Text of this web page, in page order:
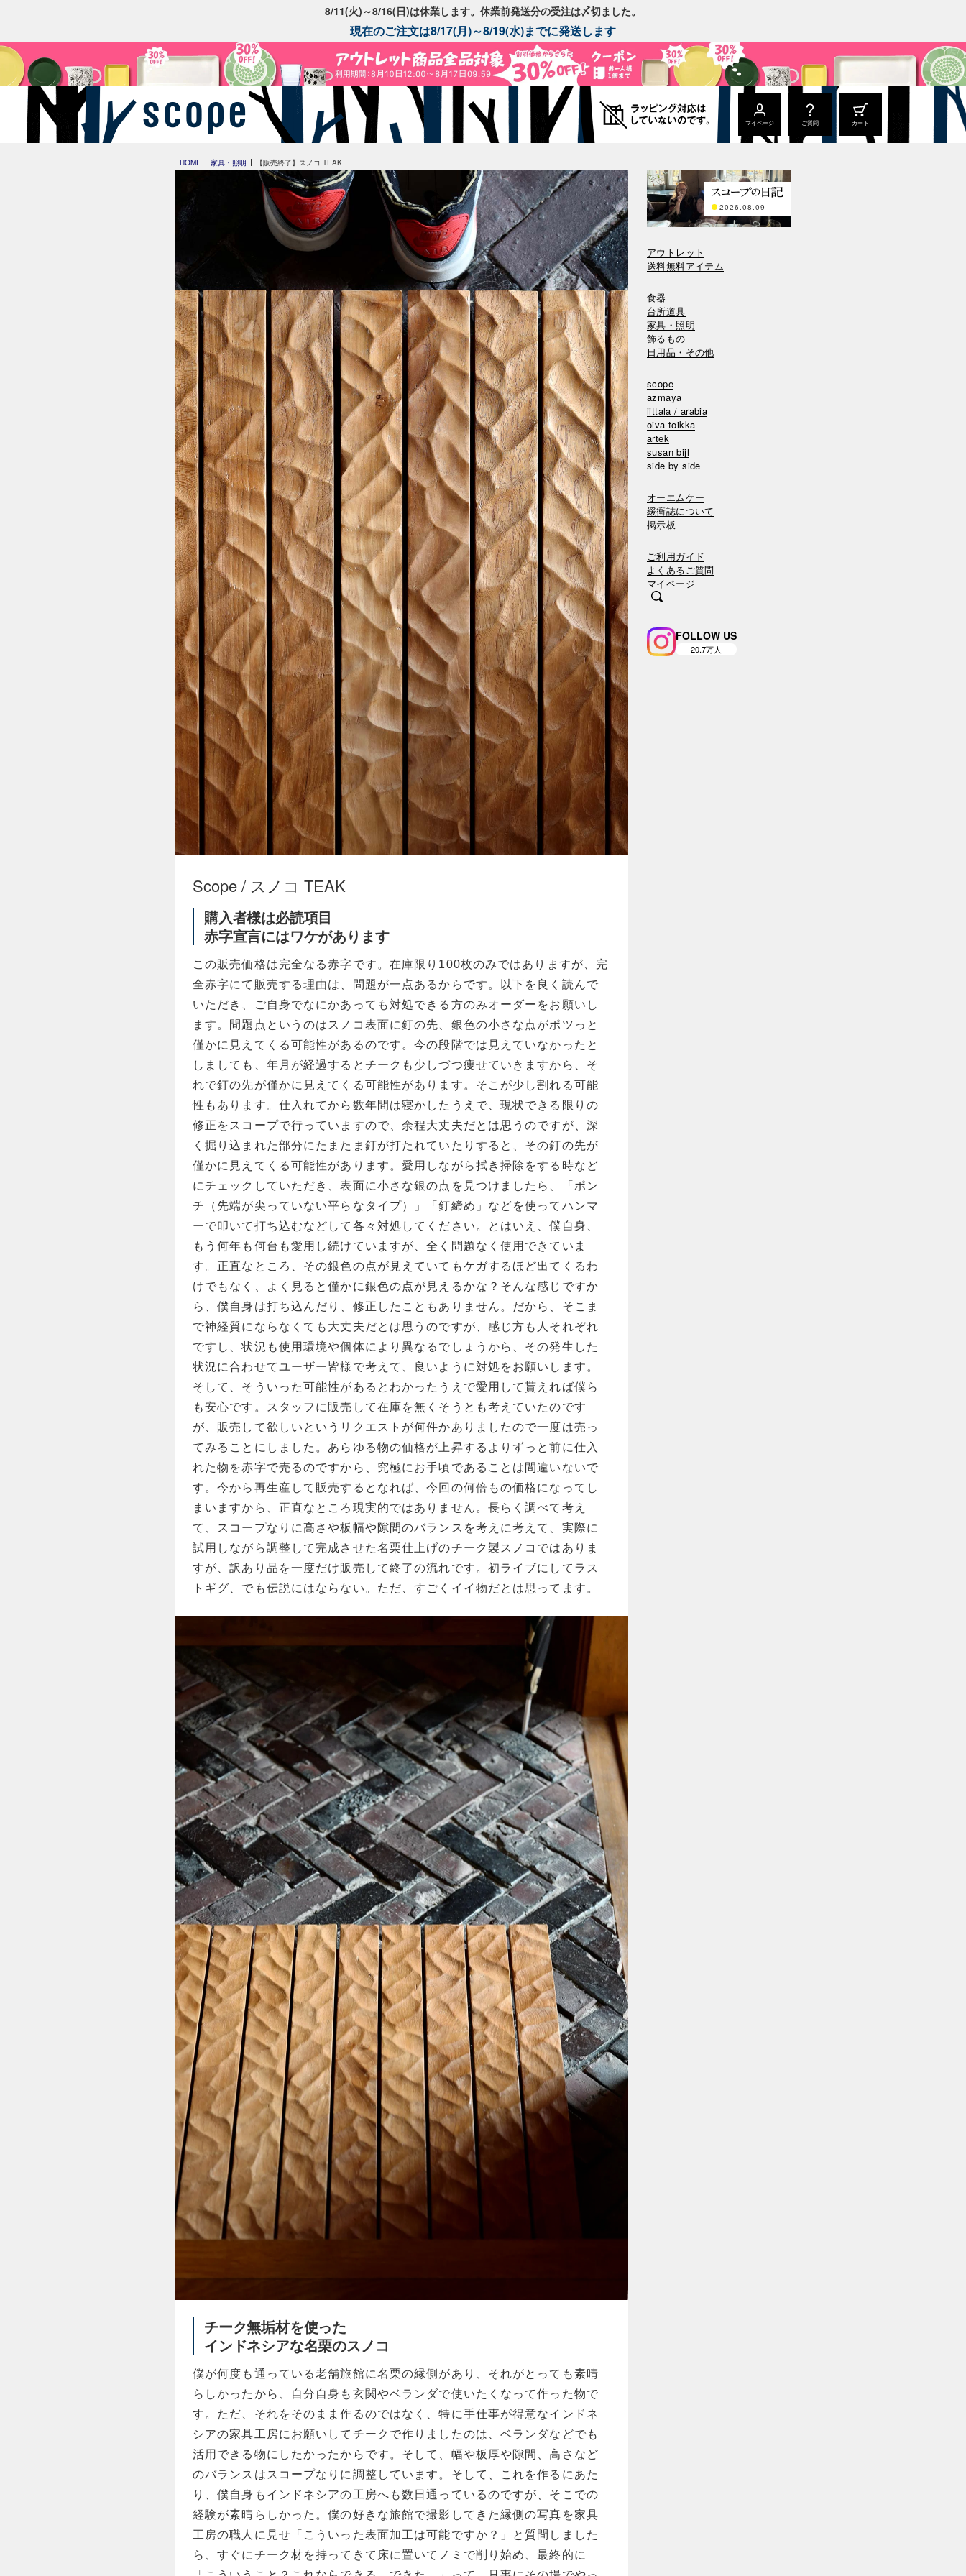
8/11(火)～8/16(日)は休業します。休業前発送分の受注は〆切ました。
現在のご注文は8/17(月)～8/19(水)までに発送します
マイページ ご質問 カート
HOME 家具・照明 【販売終了】スノコ TEAK
Scope / スノコ TEAK
購入者様は必読項目
赤字宣言にはワケがあります
この販売価格は完全なる赤字です。在庫限り100枚のみではありますが、完
全赤字にて販売する理由は、問題が一点あるからです。以下を良く読んで
いただき、ご自身でなにかあっても対処できる方のみオーダーをお願いし
ます。問題点というのはスノコ表面に釘の先、銀色の小さな点がポツっと
僅かに見えてくる可能性があるのです。今の段階では見えていなかったと
しましても、年月が経過するとチークも少しづつ痩せていきますから、そ
れで釘の先が僅かに見えてくる可能性があります。そこが少し割れる可能
性もあります。仕入れてから数年間は寝かしたうえで、現状できる限りの
修正をスコープで行っていますので、余程大丈夫だとは思うのですが、深
く掘り込まれた部分にたまたま釘が打たれていたりすると、その釘の先が
僅かに見えてくる可能性があります。愛用しながら拭き掃除をする時など
にチェックしていただき、表面に小さな銀の点を見つけましたら、「ポン
チ（先端が尖っていない平らなタイプ）」「釘締め」などを使ってハンマ
ーで叩いて打ち込むなどして各々対処してください。とはいえ、僕自身、
もう何年も何台も愛用し続けていますが、全く問題なく使用できていま
す。正直なところ、その銀色の点が見えていてもケガするほど出てくるわ
けでもなく、よく見ると僅かに銀色の点が見えるかな？そんな感じですか
ら、僕自身は打ち込んだり、修正したこともありません。だから、そこま
で神経質にならなくても大丈夫だとは思うのですが、感じ方も人それぞれ
ですし、状況も使用環境や個体により異なるでしょうから、その発生した
状況に合わせてユーザー皆様で考えて、良いように対処をお願いします。
そして、そういった可能性があるとわかったうえで愛用して貰えれば僕ら
も安心です。スタッフに販売して在庫を無くそうとも考えていたのです
が、販売して欲しいというリクエストが何件かありましたので一度は売っ
てみることにしました。あらゆる物の価格が上昇するよりずっと前に仕入
れた物を赤字で売るのですから、究極にお手頃であることは間違いないで
す。今から再生産して販売するとなれば、今回の何倍もの価格になってし
まいますから、正直なところ現実的ではありません。長らく調べて考え
て、スコープなりに高さや板幅や隙間のバランスを考えに考えて、実際に
試用しながら調整して完成させた名栗仕上げのチーク製スノコではありま
すが、訳あり品を一度だけ販売して終了の流れです。初ライブにしてラス
トギグ、でも伝説にはならない。ただ、すごくイイ物だとは思ってます。
チーク無垢材を使った
インドネシアな名栗のスノコ
僕が何度も通っている老舗旅館に名栗の縁側があり、それがとっても素晴
らしかったから、自分自身も玄関やベランダで使いたくなって作った物で
す。ただ、それをそのまま作るのではなく、特に手仕事が得意なインドネ
シアの家具工房にお願いしてチークで作りましたのは、ベランダなどでも
活用できる物にしたかったからです。そして、幅や板厚や隙間、高さなど
のバランスはスコープなりに調整しています。そして、これを作るにあた
り、僕自身もインドネシアの工房へも数日通っているのですが、そこでの
経験が素晴らしかった。僕の好きな旅館で撮影してきた縁側の写真を家具
工房の職人に見せ「こういった表面加工は可能ですか？」と質問しました
ら、すぐにチーク材を持ってきて床に置いてノミで削り始め、最終的に
2026.08.09
アウトレット
送料無料アイテム
食器
台所道具
家具・照明
飾るもの
日用品・その他
scope
azmaya
iittala / arabia
oiva toikka
artek
susan bijl
side by side
オーエムケー
緩衝誌について
掲示板
ご利用ガイド
よくあるご質問
マイページ
FOLLOW US